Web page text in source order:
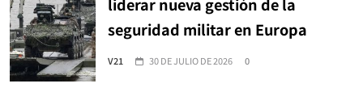
seguridad militar en Europa
V21 30 DE JULIO DE 2026 0